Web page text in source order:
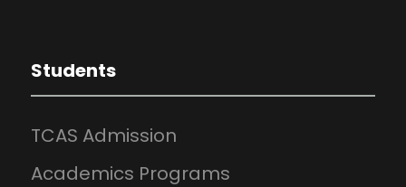
Students
TCAS Admission
Academics Programs